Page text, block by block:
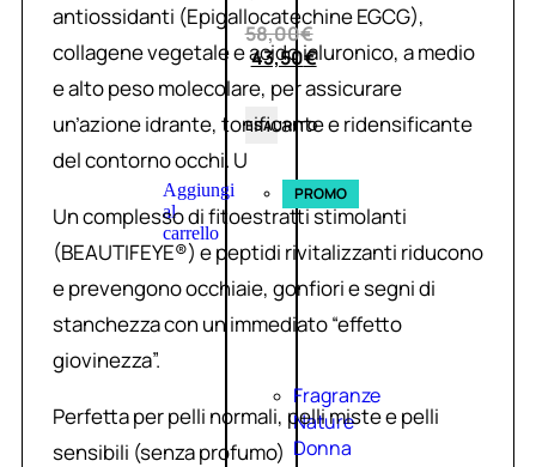
58,00€
43,50€
ESAURITO
Aggiungi
al
carrello
PROMO
Fragranze
Nature
Donna
antiossidanti (Epigallocatechine EGCG),
collagene vegetale e acido ialuronico, a medio
e alto peso molecolare, per assicurare
un’azione idrante, tonificante e ridensificante
del contorno occhi. U
Un complesso di fitoestratti stimolanti
(BEAUTIFEYE®) e peptidi rivitalizzanti riducono
e prevengono occhiaie, gonfiori e segni di
stanchezza con un immediato “effetto
giovinezza”.
Perfetta per pelli normali, pelli miste e pelli
sensibili (senza profumo)